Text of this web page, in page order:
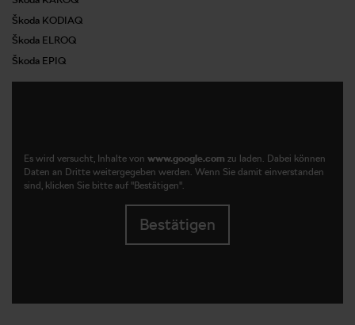
Škoda KODIAQ
Škoda ELROQ
Škoda EPIQ
Es wird versucht, Inhalte von www.google.com zu laden. Dabei können
Daten an Dritte weitergegeben werden. Wenn Sie damit einverstanden
sind, klicken Sie bitte auf "Bestätigen".
Bestätigen